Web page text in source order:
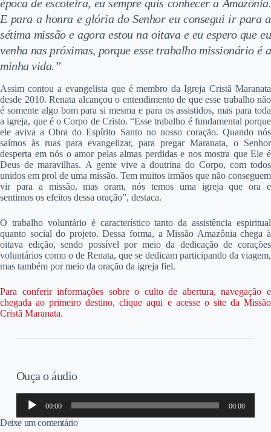
época de escoteira, eu sempre quis conhecer a Amazônia.
E para a honra e glória do Senhor eu consegui ir para a
sétima missão e agora estou na oitava e eu espero que eu
venha nas próximas, porque esse trabalho missionário é a
minha vida.”
Assim contou a evangelista que é membro da Igreja Cristã Maranata
desde 2010. Renata alcançou o entendimento de que esse trabalho não
é somente algo bom para si mesma e para os assistidos, mas para toda
a igreja, que é o Corpo de Cristo. “Esse trabalho é fundamental porque
ele aviva a Obra do Espírito Santo no nosso coração. Quando nós
saímos às ruas para evangelizar, para pregar Maranata, o Senhor
desperta em nós o amor pelas almas perdidas e nos mostra que Ele é
Deus de maravilhas. A gente vive a doutrina do Corpo, com todos
unidos em prol de uma missão. Tem muitos irmãos que não conseguem
vir para a missão, mas oram, nós temos uma igreja que ora e
sentimos os efeitos dessa oração”, destaca.
O trabalho voluntário é característico tanto da assistência espiritual
quanto social do projeto. Dessa forma, a Missão Amazônia chega à
oitava edição, sendo possível por meio da dedicação de corações
voluntários como o de Renata, que se dedicam participando da viagem,
mas também por meio da oração da igreja fiel.
Para conferir informações sobre o culto de abertura, navegação e
chegada ao primeiro destino, clique aqui e acesse o site da Missão
Cristã Maranata.
Ouça o áudio
Tocador
áudio
00:00 00:00
Deixe um comentário